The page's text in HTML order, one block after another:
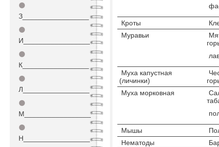
⚫
З_________________
⚫
И_________________
⚫
К_________________
⚫
Л_________________
⚫
М_________________
⚫
Н_________________
Кроты
Муравьи
Муха капустная
(личинки)
Муха морковная
Мышы
Нематоды